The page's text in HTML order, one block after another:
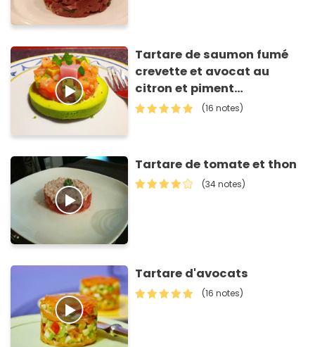
Tartare de saumon fumé
crevette et avocat au
citron et piment
d'Espelette(16 notes)
Tartare de tomate et thon
(34 notes)
Tartare d'avocats
(16 notes)